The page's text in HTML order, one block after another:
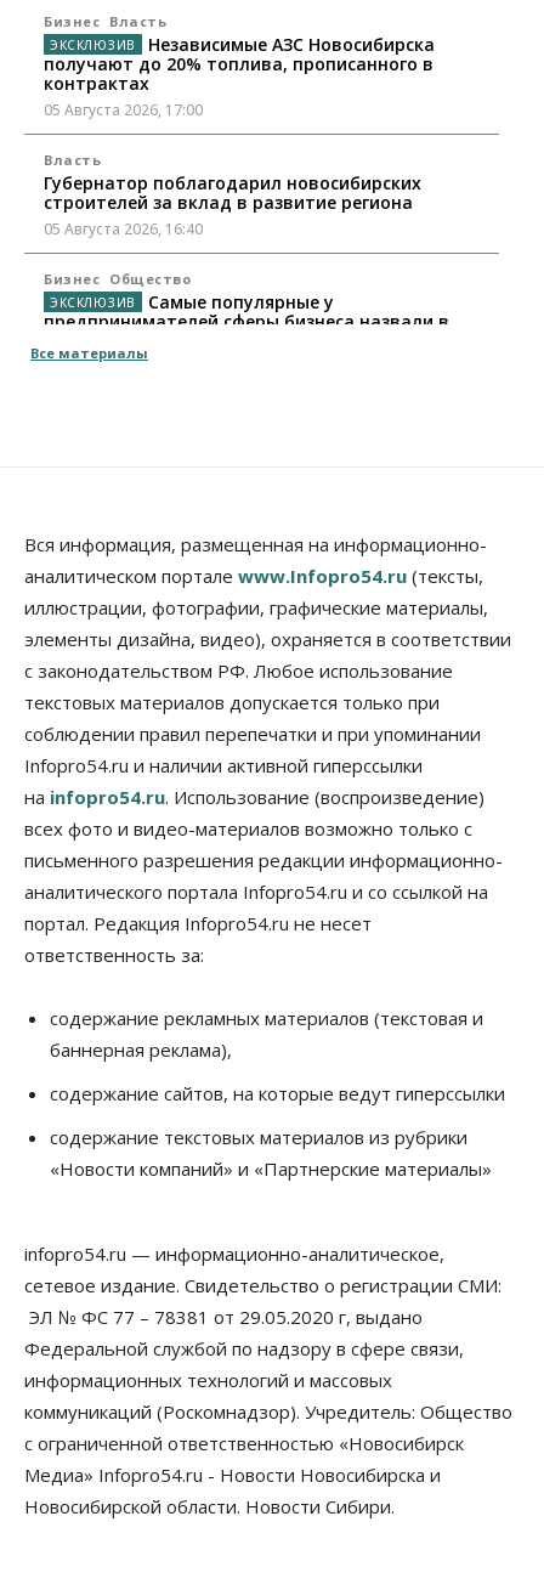
Бизнес Власть
Независимые АЗС Новосибирска
получают до 20% топлива, прописанного в
контрактах
05 Августа 2026, 17:00
Власть
Губернатор поблагодарил новосибирских
строителей за вклад в развитие региона
05 Августа 2026, 16:40
Бизнес Общество
Самые популярные у
предпринимателей сферы бизнеса назвали в
05 Августа 2026, 16:00
Недвижимость
Проект нового микрорайона на улице Кирова
утвердили в Новосибирске
05 Августа 2026, 15:30
Промышленность
Новосибирские компании произвели косметики
на два миллиарда рублей
05 Августа 2026, 15:00
Власть Финансы
Криптовалюта в России официально стала
имуществом
05 Августа 2026, 14:00
Недвижимость
Открыты продажи квартир нового дома в
квартале «Цветной бульвар» ГК «Расцветай»
05 Августа 2026, 13:23
Власть Общество
Ночные маршруты автобусов предлагают ввести
в Новосибирской области
Право&Порядок
Новосибирец пытался провезти из Таиланда
кондитерские изделия с наркотиками
Бизнес Власть
Более 400 новосибирских компаний
вывели зарплату сотрудников «из тени»
05 Августа 2026, 12:00
Бизнес Недвижимость
Новосибирское правительство требует 226 млн со
строителя экстрим-центра
05 Августа 2026, 11:30
Общество
Премьер-министру Мишустину показали проект
Все материалы
Вся информация, размещенная на информационно-
аналитическом портале www.Infopro54.ru (тексты,
иллюстрации, фотографии, графические материалы,
элементы дизайна, видео), охраняется в соответствии
с законодательством РФ. Любое использование
текстовых материалов допускается только при
соблюдении правил перепечатки и при упоминании
Infopro54.ru и наличии активной гиперссылки
на infopro54.ru. Использование (воспроизведение)
всех фото и видео-материалов возможно только с
письменного разрешения редакции информационно-
аналитического портала Infopro54.ru и со ссылкой на
портал. Редакция Infopro54.ru не несет
ответственность за:
содержание рекламных материалов (текстовая и
баннерная реклама),
содержание сайтов, на которые ведут гиперссылки
содержание текстовых материалов из рубрики
«Новости компаний» и «Партнерские материалы»
infopro54.ru — информационно-аналитическое,
сетевое издание. Свидетельство о регистрации СМИ:
ЭЛ № ФС 77 – 78381 от 29.05.2020 г, выдано
Федеральной службой по надзору в сфере связи,
информационных технологий и массовых
коммуникаций (Роскомнадзор). Учредитель: Общество
с ограниченной ответственностью «Новосибирск
Медиа» Infopro54.ru - Новости Новосибирска и
Новосибирской области. Новости Сибири.